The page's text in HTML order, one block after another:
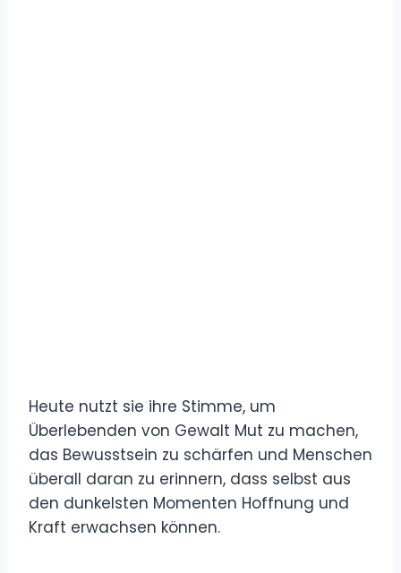
Heute nutzt sie ihre Stimme, um
Überlebenden von Gewalt Mut zu machen,
das Bewusstsein zu schärfen und Menschen
überall daran zu erinnern, dass selbst aus
den dunkelsten Momenten Hoffnung und
Kraft erwachsen können.